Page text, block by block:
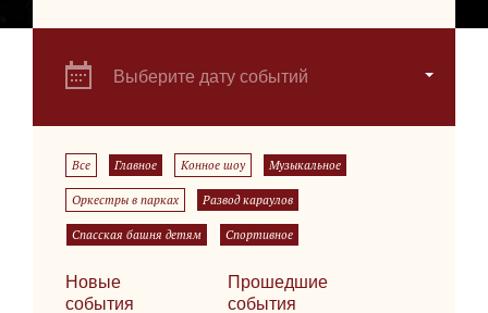
Выберите дату событий
Все Главное Конное шоу Музыкальное
Оркестры в парках Развод караулов
Спасская башня детям Спортивное
Новые
события
Прошедшие
события